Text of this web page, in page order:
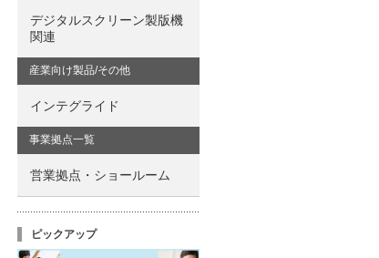
デジタルスクリーン製版機
関連
産業向け製品/その他
インテグライド
事業拠点一覧
営業拠点・ショールーム
ピックアップ